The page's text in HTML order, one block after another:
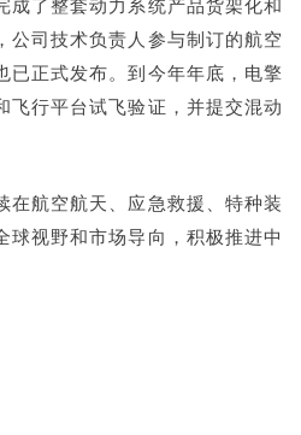
成了整套动力系统产品货架化和
公司技术负责人参与制订的航空
已正式发布。到今年年底，电擎
飞行平台试飞验证，并提交混动
在航空航天、应急救援、特种装
球视野和市场导向，积极推进中